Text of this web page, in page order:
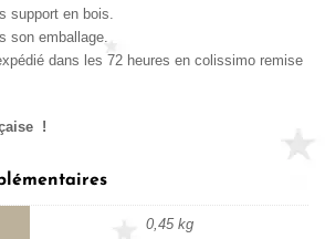
support en bois.
son emballage.
dans les 72 heures en colissimo remise
!
0,45 kg